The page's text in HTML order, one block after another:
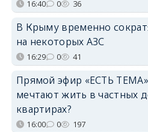
16:40 0 36
В Крыму временно
на некоторых АЗС
16:29 0 41
Прямой эфир «ЕСТЬ
мечтают жить в частных
квартирах?
16:00 0 197